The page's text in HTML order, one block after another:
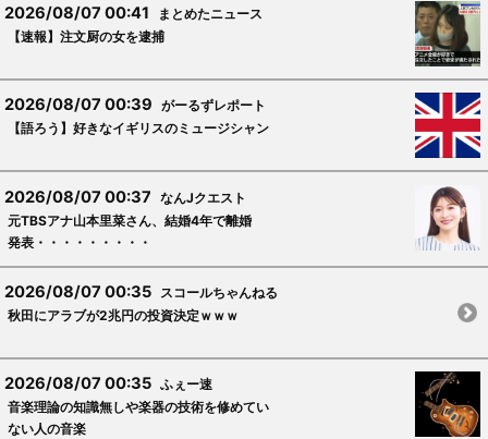
2026/08/07 00:41まとめたニュース
【速報】注文厨の女を逮捕
2026/08/07 00:39がーるずレポート
【語ろう】好きなイギリスのミュージシャン
2026/08/07 00:37なんJクエスト
元TBSアナ山本里菜さん、結婚4年で離婚
発表・・・・・・・・・
2026/08/07 00:35スコールちゃんねる
秋田にアラブが2兆円の投資決定ｗｗｗ
2026/08/07 00:35ふぇー速
音楽理論の知識無しや楽器の技術を修めてい
ない人の音楽